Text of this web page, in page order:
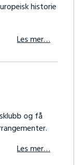
historie
Les mer…
og få
Les mer…